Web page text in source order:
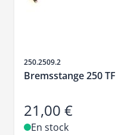
SKU
250.2509.2
Bremsstange 250 TF
21,00 €
En stock